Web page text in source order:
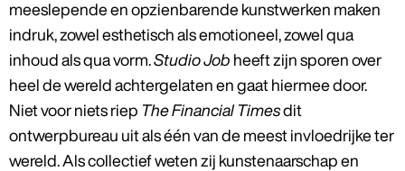
meeslepende en opzienbarende kunstwerken maken
indruk, zowel esthetisch als emotioneel, zowel qua
inhoud als qua vorm. Studio Job heeft zijn sporen over
heel de wereld achtergelaten en gaat hiermee door.
Niet voor niets riep The Financial Timesdit
ontwerpbureau uit als één van de meest invloedrijke ter
wereld. Als collectief weten zij kunstenaarschap en